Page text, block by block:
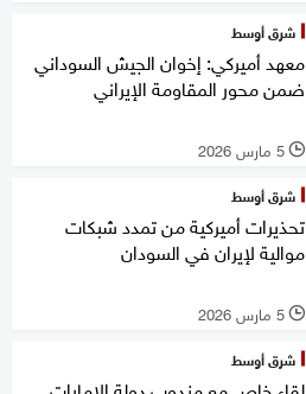
شرق أوسط
معهد أميركي: إخوان الجيش السوداني
ضمن محور المقاومة الإيراني
l 5 مارس 2026
شرق أوسط
تحذيرات أميركية من تمدد شبكات
موالية لإيران في السودان
l 5 مارس 2026
شرق أوسط